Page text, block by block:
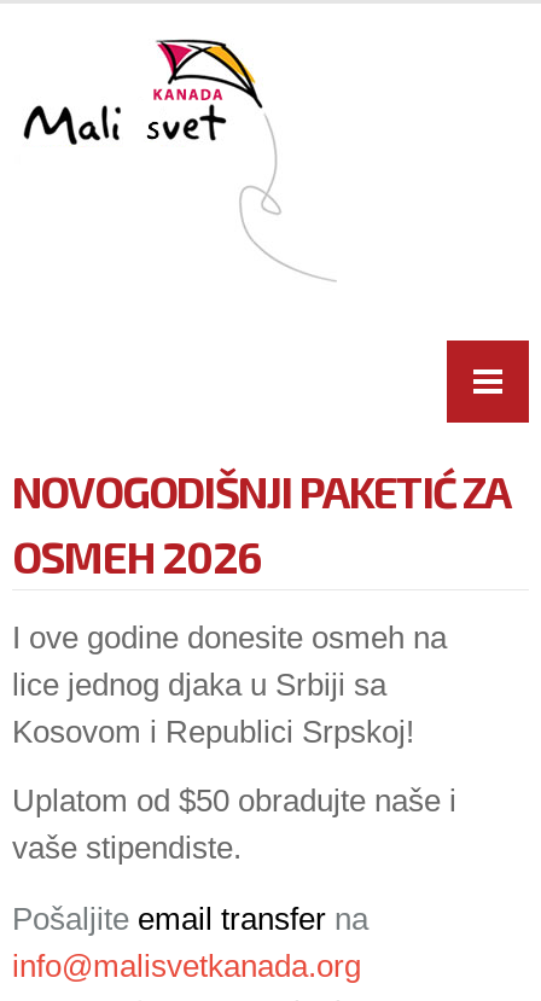
main
content
NOVOGODIŠNJI PAKETIĆ ZA
OSMEH 2026
I ove godine donesite osmeh na
lice jednog djaka u Srbiji sa
Kosovom i Republici Srpskoj!
Uplatom od $50 obradujte naše i
vaše stipendiste.
Pošaljite email transfer na
info@malisvetkanada.org